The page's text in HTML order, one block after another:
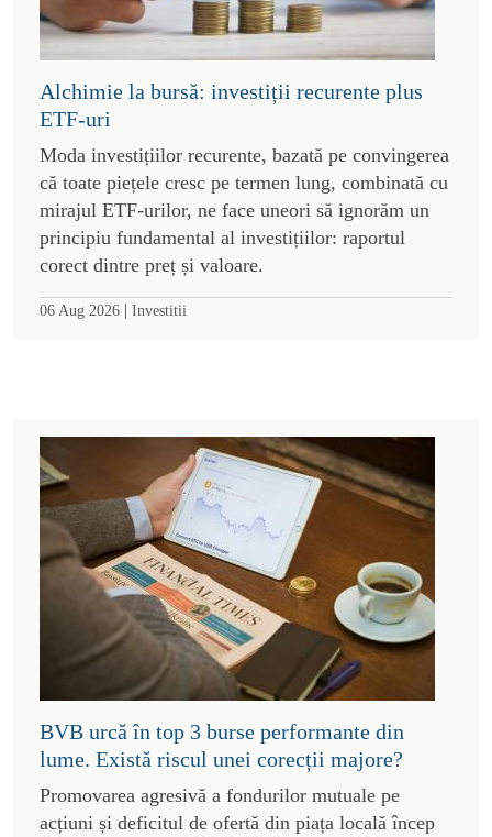
Alchimie la bursă: investiții recurente plus
ETF-uri
Moda investițiilor recurente, bazată pe convingerea
că toate piețele cresc pe termen lung, combinată cu
mirajul ETF-urilor, ne face uneori să ignorăm un
principiu fundamental al investițiilor: raportul
corect dintre preț și valoare.
06 Aug 2026 | Investitii
BVB urcă în top 3 burse performante din
lume. Există riscul unei corecții majore?
Promovarea agresivă a fondurilor mutuale pe
acțiuni și deficitul de ofertă din piața locală încep